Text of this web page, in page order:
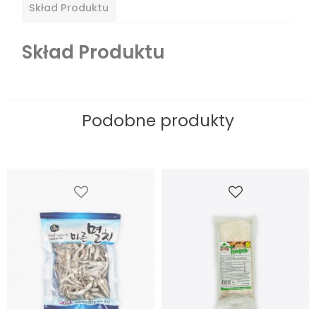
Skład Produktu
Skład Produktu
Podobne produkty